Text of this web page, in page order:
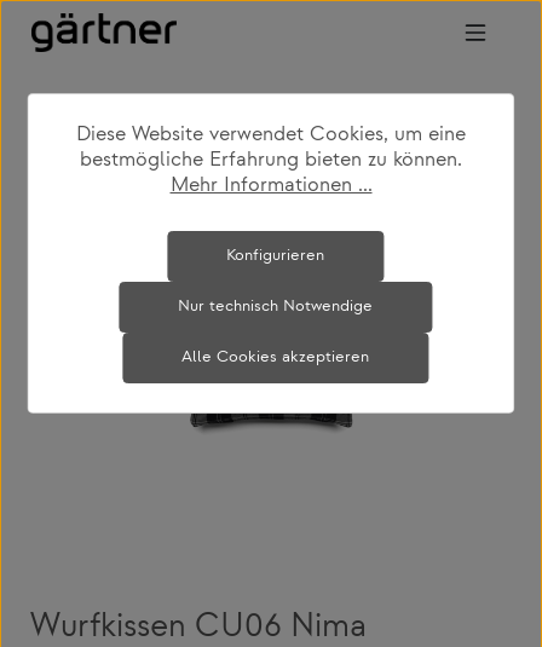
Zum Hauptinhalt springen
shop produkte accessoires textilien
Bildergalerie überspringen
Wurfkissen CU06 Nima
Diese Website verwendet Cookies, um eine
bestmögliche Erfahrung bieten zu können.
Mehr Informationen ...
Nur technisch Notwendige
Konfigurieren
Alle Cookies akzeptieren